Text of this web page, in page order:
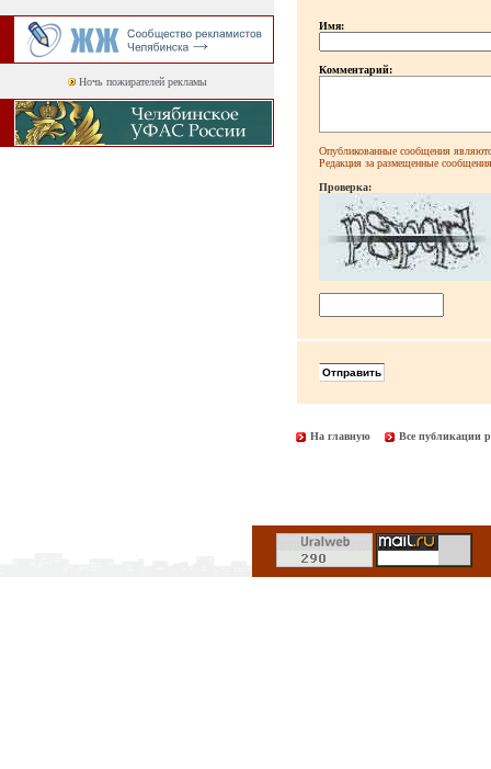
Ночь пожирателей рекламы
Имя:
Комментарий:
Опубликованные сообщения
Редакция за размещенные сообщения
Проверка:
На главную Все публикации